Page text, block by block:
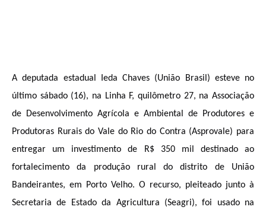
A deputada estadual Ieda Chaves (União Brasil) esteve no
último sábado (16), na Linha F, quilômetro 27, na Associação
de Desenvolvimento Agrícola e Ambiental de Produtores e
Produtoras Rurais do Vale do Rio do Contra (Asprovale) para
entregar um investimento de R$ 350 mil destinado ao
fortalecimento da produção rural do distrito de União
Bandeirantes, em Porto Velho. O recurso, pleiteado junto à
Secretaria de Estado da Agricultura (Seagri), foi usado na